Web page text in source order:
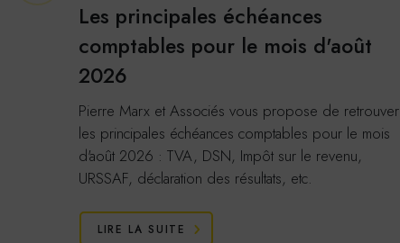
Les principales échéances
comptables pour le mois d'août
2026
Pierre Marx et Associés vous propose de retrouver
les principales échéances comptables pour le mois
d'août 2026 : TVA, DSN, Impôt sur le revenu,
URSSAF, déclaration des résultats, etc.
LIRE LA SUITE